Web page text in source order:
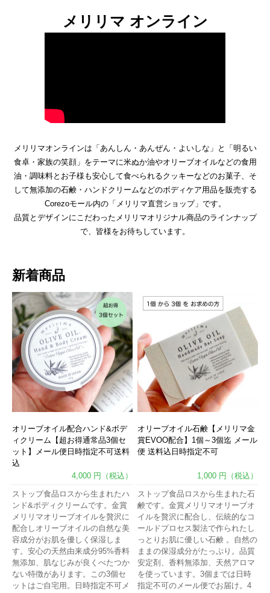
メリリマ オンライン
メリリマオンラインは「あんしん・あんぜん・よいしな」と「明るい
食卓・家族の笑顔」をテーマに米ぬか油やオリーブオイルなどの食用
油・調味料とお子様も安心して食べられるクッキーなどのお菓子、そ
して無添加の石鹸・ハンドクリームなどのボディケア用品を販売する
Corezoモール内の「メリリマ直営ショップ」です。
品質とデザインにこだわったメリリマオリジナル商品のラインナップ
で、皆様をお待ちしています。
新着商品
オリーブオイル配合ハンド&ボデ
ィクリーム【超お得通常品3個セ
ット】メール便日時指定不可送料
込
4,000 円（税込）
ストップ食品ロスから生まれたハ
ンド&ボディクリームです。金賞
メリリマオリーブオイルを贅沢に
配合しオリーブオイルの自然な美
容成分がお肌を優しく保湿しま
す。安心の天然由来成分95%香料
無添加、肌なじみが良くべたつか
ない特徴があります。この3個セ
ットはご自宅用。日時指定不可メ
オリーブオイル石鹸【メリリマ金
賞EVOO配合】1個～3個迄 メール
便 送料込日時指定不可
1,000 円（税込）
ストップ食品ロスから生まれた石
鹸です。金賞メリリマオリーブオ
イルを贅沢に配合し、伝統的なコ
ールドプロセス製法で作られたし
っとりお肌に優しい石鹸 。自然の
ままの保湿成分がたっぷり。品質
安定剤、香料無添加、天然アロマ
を使っています。3個までは日時
指定不可のメール便でお届け。4